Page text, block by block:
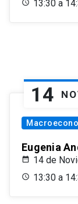
13:30 a
14
Eugenia
14 de
13:30 a